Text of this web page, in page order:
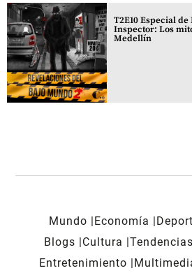
T2E10 Especial
Inspector: Los
Medellín
Mundo Economía
Blogs
Cultura Tendencias
Entretenimiento